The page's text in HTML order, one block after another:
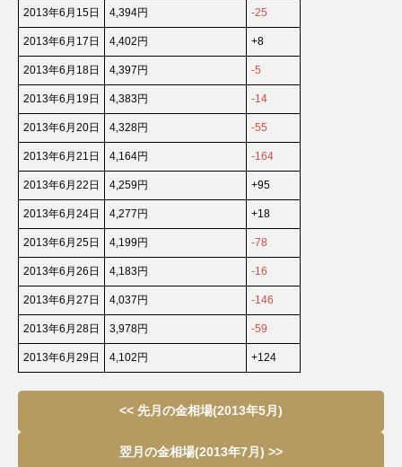
2013年6月15日 4,394円 -25
2013年6月17日 4,402円 +8
2013年6月18日 4,397円 -5
2013年6月19日 4,383円 -14
2013年6月20日 4,328円 -55
2013年6月21日 4,164円 -164
2013年6月22日 4,259円 +95
2013年6月24日 4,277円 +18
2013年6月25日 4,199円 -78
2013年6月26日 4,183円 -16
2013年6月27日 4,037円 -146
2013年6月28日 3,978円 -59
2013年6月29日 4,102円 +124
<< 先月の金相場(2013年5月)
翌月の金相場(2013年7月) >>